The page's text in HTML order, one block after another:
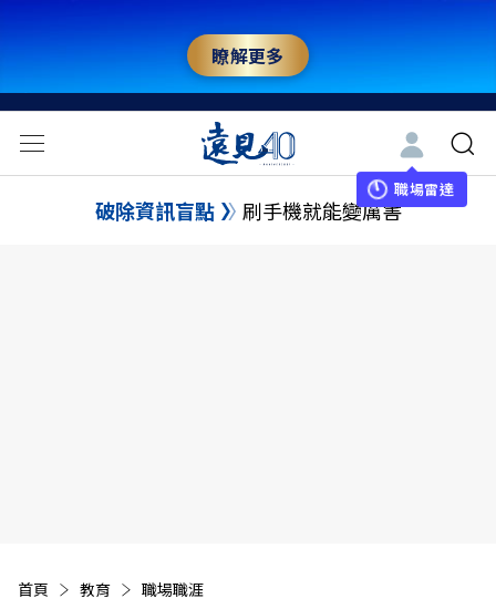
瞭解更多
職場雷達
破除資訊盲點 刷手機就能變厲害
首頁 教育 職場職涯